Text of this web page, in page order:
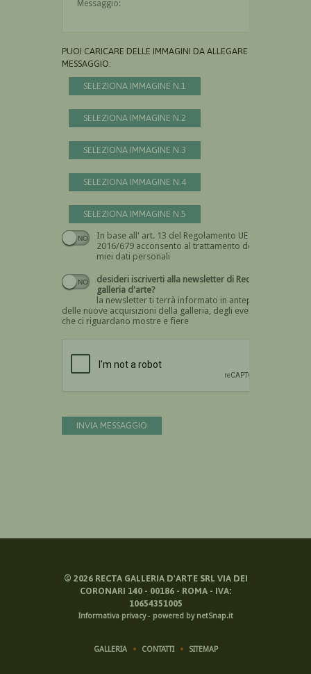
PUOI CARICARE DELLE IMMAGINI DA ALLEGARE AL
MESSAGGIO:
SELEZIONA IMMAGINE N.1
SELEZIONA IMMAGINE N.2
SELEZIONA IMMAGINE N.3
SELEZIONA IMMAGINE N.4
SELEZIONA IMMAGINE N.5
In base all' art. 13 del Regolamento UE n.
2016/679 acconsento al trattamento dei
miei dati personali
Devi dare il consenso
desideri iscriverti alla newsletter di Recta
galleria d'arte?
la newsletter ti terrà informato in anteprima
delle nuove acquisizioni della galleria, degli eventi
che ci riguardano mostre e fiere
INVIA MESSAGGIO
© 2026RECTA GALLERIA D'ARTE SRL VIA DEI
CORONARI 140 - 00186 - ROMA - IVA:
10654351005
Informativa privacy- powered by netSnap.it
GALLERIA CONTATTI SITEMAP